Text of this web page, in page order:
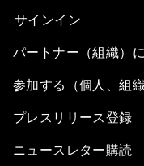
サインイン
パートナー（組織）
参加する（個人、組織
プレスリリース登録
ニュースレター購読